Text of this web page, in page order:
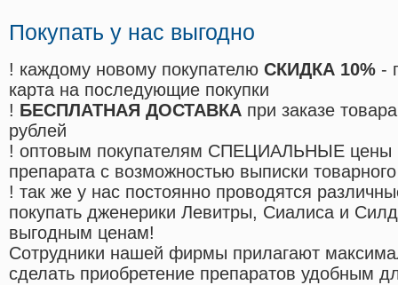
Покупать у нас выгодно
! каждому новому покупателю СКИДКА 10% -
карта на последующие покупки
! БЕСПЛАТНАЯ ДОСТАВКА при заказе
рублей
! оптовым покупателям СПЕЦИАЛЬНЫЕ цены
препарата с возможностью выписки
! так же у нас постоянно проводятся
покупать дженерики Левитры, Сиалиса и
выгодным ценам!
Cотрудники нашей фирмы прилагают
сделать приобретение препаратов удобным